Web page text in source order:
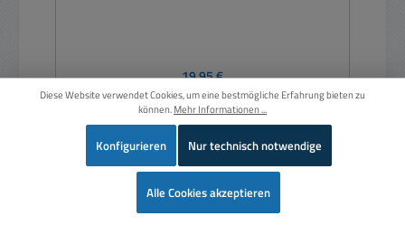
Regulärer Preis:
19,95 €
Preise inkl. MwSt. zzgl. Versandkosten
Diese Website verwendet Cookies, um eine bestmögliche Erfahrung bieten zu
können.Mehr Informationen ...
Nur technisch notwendige
Konfigurieren
Alle Cookies akzeptieren